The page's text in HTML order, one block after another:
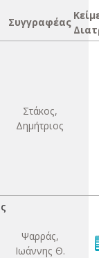
Συγγραφέας
Στάκος,
Δημήτριος
Ψαρράς,
Ιωάννης Θ.